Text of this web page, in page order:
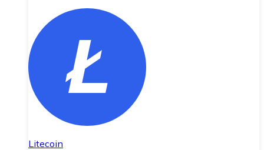
Litecoin